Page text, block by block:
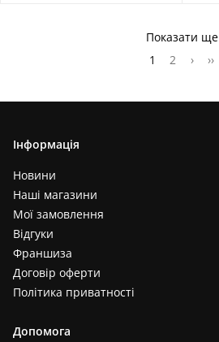
Показати ще
1
2 › ››
Інформація
Новини
Наші магазини
Мої замовлення
Відгуки
Франшиза
Договір оферти
Політика приватності
Допомога